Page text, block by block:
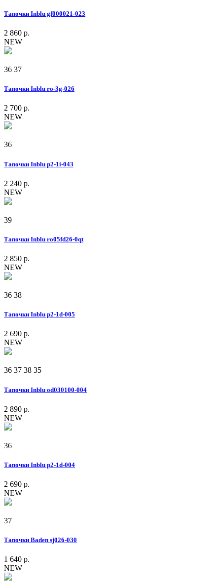
Тапочки Inblu gf000021-023
2 860 р.
NEW
36 37
Тапочки Inblu ro-3g-026
2 700 р.
NEW
36
Тапочки Inblu p2-1i-043
2 240 р.
NEW
39
Тапочки Inblu ro05fd26-0qt
2 850 р.
NEW
36 38
Тапочки Inblu p2-1d-005
2 690 р.
NEW
36 37 38 35
Тапочки Inblu od030100-004
2 890 р.
NEW
36
Тапочки Inblu p2-1d-004
2 690 р.
NEW
37
Тапочки Baden sj026-030
1 640 р.
NEW